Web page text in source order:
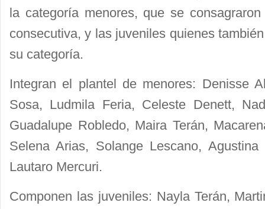
la categoría menores, que se
consecutiva, y las juveniles quienes
su categoría.
Integran el plantel de menores: Denisse
Sosa, Ludmila Feria, Celeste Denett,
Guadalupe Robledo, Maira Terán,
Selena Arias, Solange Lescano,
Lautaro Mercuri.
Componen las juveniles: Nayla Terán,